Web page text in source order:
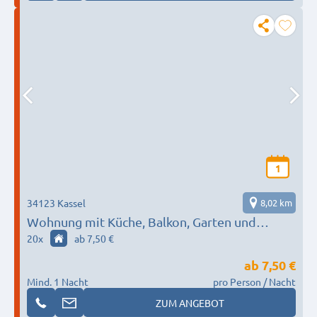
1
Wohnung mit Küche, Balkon, Garten und
kostenlosem Parkplatz
34123 Kassel 8,02 km
20x ab 7,50 €
Mind. 1 Nacht
ab 7,50 €
pro Person / Nacht
ZUM ANGEBOT